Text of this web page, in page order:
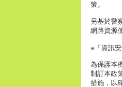
策。
另基於警
網路資源
※「資訊安
為保護本
制訂本政
措施，以